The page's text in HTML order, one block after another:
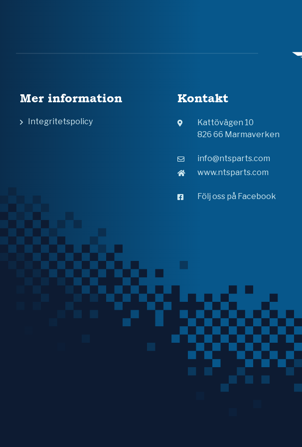
Mer information
Integritetspolicy
Kontakt
Kattövägen 10
826 66 Marmaverken
info@ntsparts.com
www.ntsparts.com
Följ oss på Facebook